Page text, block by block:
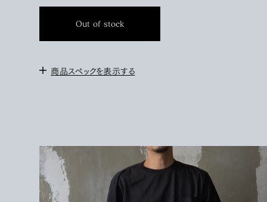
Out of stock
商品スペックを表示する
＜モデル＞
171cm / サイズ３を着用
＜素材＞
WOOL 100%